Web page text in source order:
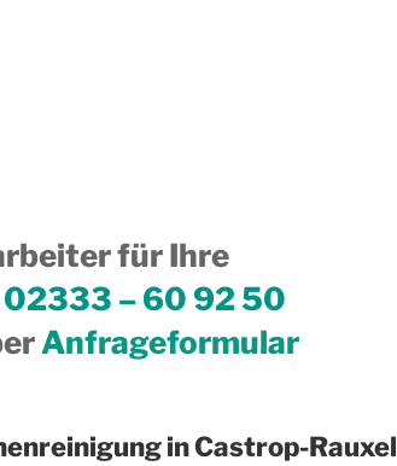
für Ihre
02333 – 60 92 50
Anfrageformular
in Castrop-Rauxel